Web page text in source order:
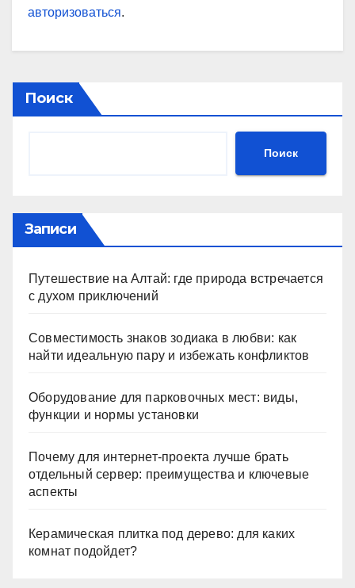
авторизоваться.
Поиск
Поиск
Записи
Путешествие на Алтай: где природа встречается
с духом приключений
Совместимость знаков зодиака в любви: как
найти идеальную пару и избежать конфликтов
Оборудование для парковочных мест: виды,
функции и нормы установки
Почему для интернет-проекта лучше брать
отдельный сервер: преимущества и ключевые
аспекты
Керамическая плитка под дерево: для каких
комнат подойдет?